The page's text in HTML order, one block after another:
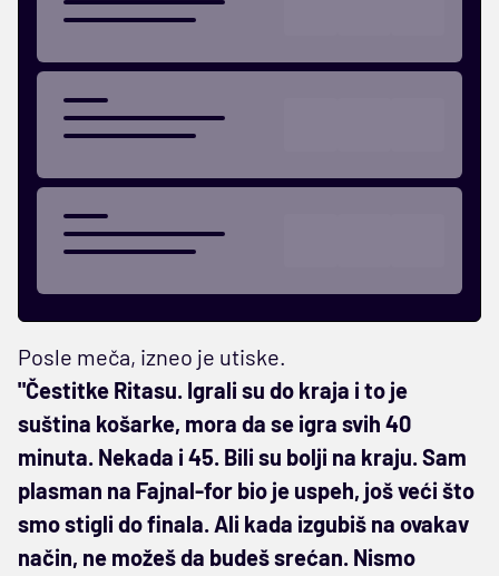
Posle meča, izneo je utiske.
"Čestitke Ritasu. Igrali su do kraja i to je
suština košarke, mora da se igra svih 40
minuta. Nekada i 45. Bili su bolji na kraju. Sam
plasman na Fajnal-for bio je uspeh, još veći što
smo stigli do finala. Ali kada izgubiš na ovakav
način, ne možeš da budeš srećan. Nismo